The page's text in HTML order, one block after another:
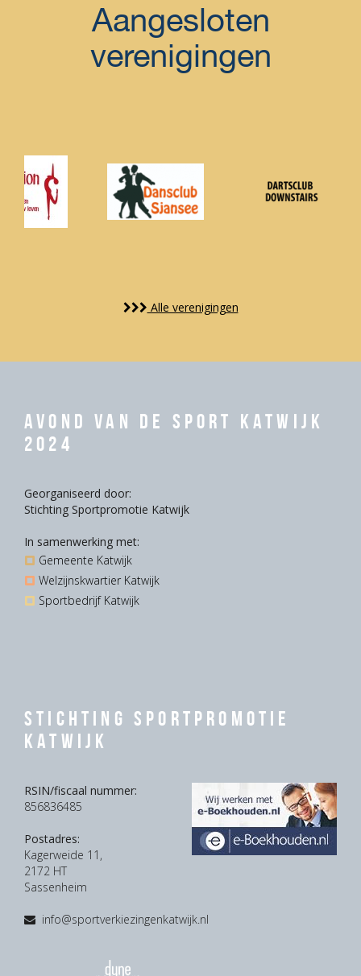
Aangesloten
verenigingen
Alle verenigingen
Avond van de Sport Katwijk
2024
Georganiseerd door:
Stichting Sportpromotie Katwijk
In samenwerking met:
Gemeente Katwijk
Welzijnskwartier Katwijk
Sportbedrijf Katwijk
Stichting Sportpromotie
Katwijk
RSIN/fiscaal nummer:
856836485
Postadres:
Kagerweide 11,
2172 HT
Sassenheim
info@sportverkiezingenkatwijk.nl